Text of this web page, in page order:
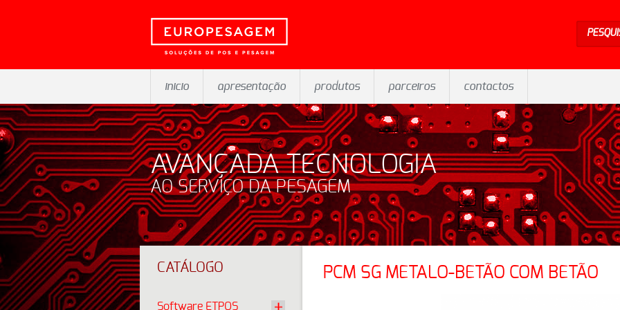
inicio apresentação produtos parceiros contactos
AVANÇADA TECNOLOGIA
AO SERVIÇO DA PESAGEM
CATÁLOGO
Software ETPOS
PCM SG METALO-BETÃO COM BETÃO